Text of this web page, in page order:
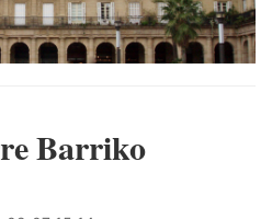
Barriko